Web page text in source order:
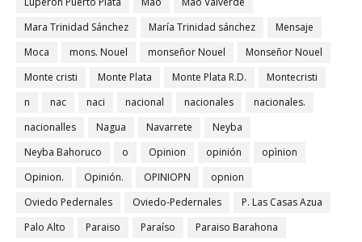
Mara Trinidad Sánchez
María Trinidad sánchez
Mensaje
Moca
mons. Nouel monseñor Nouel
Monseñor Nouel
Monte cristi
Monte Plata Monte Plata R.D.
Montecristi
n
nac naci nacional nacionales
nacionales.
nacionalles
Nagua Navarrete
Neyba
Neyba Bahoruco
o Opinion opinión
opìnion
Opinion.
Opinión. OPINIOPN
opnion
Oviedo Pedernales
Oviedo-Pedernales
P. Las Casas Azua
Palo Alto
Paraiso Paraíso
Paraiso Barahona